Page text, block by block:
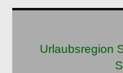
Urlaubsregion